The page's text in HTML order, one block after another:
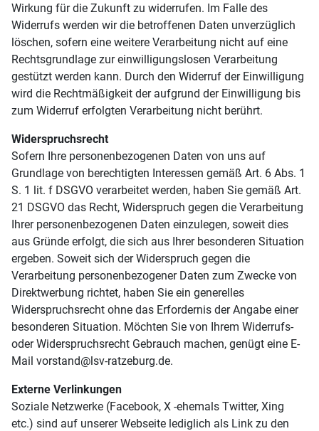
Wirkung für die Zukunft zu widerrufen. Im Falle des
Widerrufs werden wir die betroffenen Daten unverzüglich
löschen, sofern eine weitere Verarbeitung nicht auf eine
Rechtsgrundlage zur einwilligungslosen Verarbeitung
gestützt werden kann. Durch den Widerruf der Einwilligung
wird die Rechtmäßigkeit der aufgrund der Einwilligung bis
zum Widerruf erfolgten Verarbeitung nicht berührt.
Widerspruchsrecht
Sofern Ihre personenbezogenen Daten von uns auf
Grundlage von berechtigten Interessen gemäß Art. 6 Abs. 1
S. 1 lit. f DSGVO verarbeitet werden, haben Sie gemäß Art.
21 DSGVO das Recht, Widerspruch gegen die Verarbeitung
Ihrer personenbezogenen Daten einzulegen, soweit dies
aus Gründe erfolgt, die sich aus Ihrer besonderen Situation
ergeben. Soweit sich der Widerspruch gegen die
Verarbeitung personenbezogener Daten zum Zwecke von
Direktwerbung richtet, haben Sie ein generelles
Widerspruchsrecht ohne das Erfordernis der Angabe einer
besonderen Situation. Möchten Sie von Ihrem Widerrufs-
oder Widerspruchsrecht Gebrauch machen, genügt eine E-
Mail vorstand@lsv-ratzeburg.de.
Externe Verlinkungen
Soziale Netzwerke (Facebook, X -ehemals Twitter, Xing
etc.) sind auf unserer Webseite lediglich als Link zu den